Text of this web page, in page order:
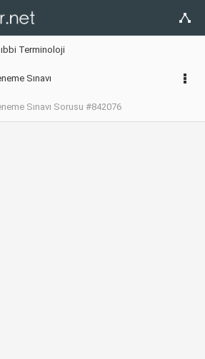
Terminoloji
Sınavı
Sınavı Sorusu #842076